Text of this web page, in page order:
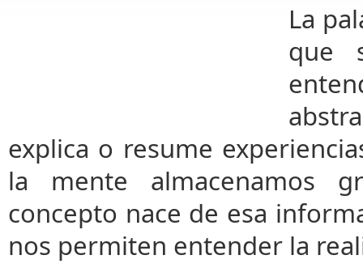
La
que
explica o resume
la mente almacenamos
concepto nace de esa
nos permiten entender la